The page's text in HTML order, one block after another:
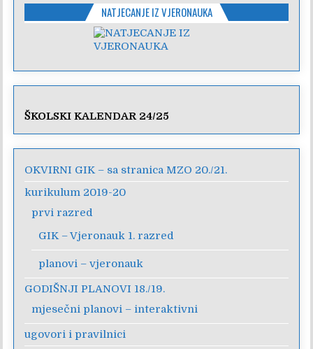
NATJECANJE IZ VJERONAUKA
ŠKOLSKI KALENDAR 24/25
OKVIRNI GIK – sa stranica MZO 20./21.
kurikulum 2019-20
prvi razred
GIK – Vjeronauk 1. razred
planovi – vjeronauk
GODIŠNJI PLANOVI 18./19.
mjesečni planovi – interaktivni
ugovori i pravilnici